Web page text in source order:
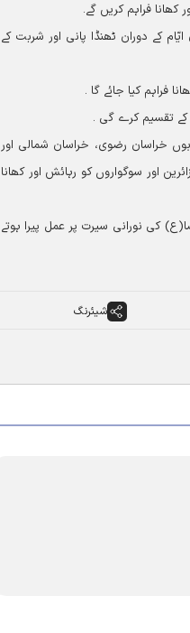
فراہم کریں گے۔
کے دوران ٹھنڈا پانی اور شربت کے
فراہم کیا جائے گا ۔
کے تقسیم کرے گی ۔
خراسان رضوی، خراسان شمالی اور
اور سوگواروں کو رہائش اور کھانا
کی نورانی سیرت پر عمل پیرا ہوتے
شیئرنگ